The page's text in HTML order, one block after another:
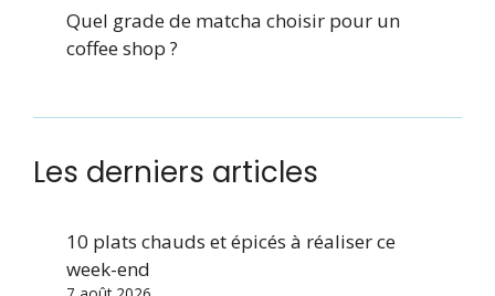
Quel grade de matcha choisir pour un
coffee shop ?
Les derniers articles
10 plats chauds et épicés à réaliser ce
week-end